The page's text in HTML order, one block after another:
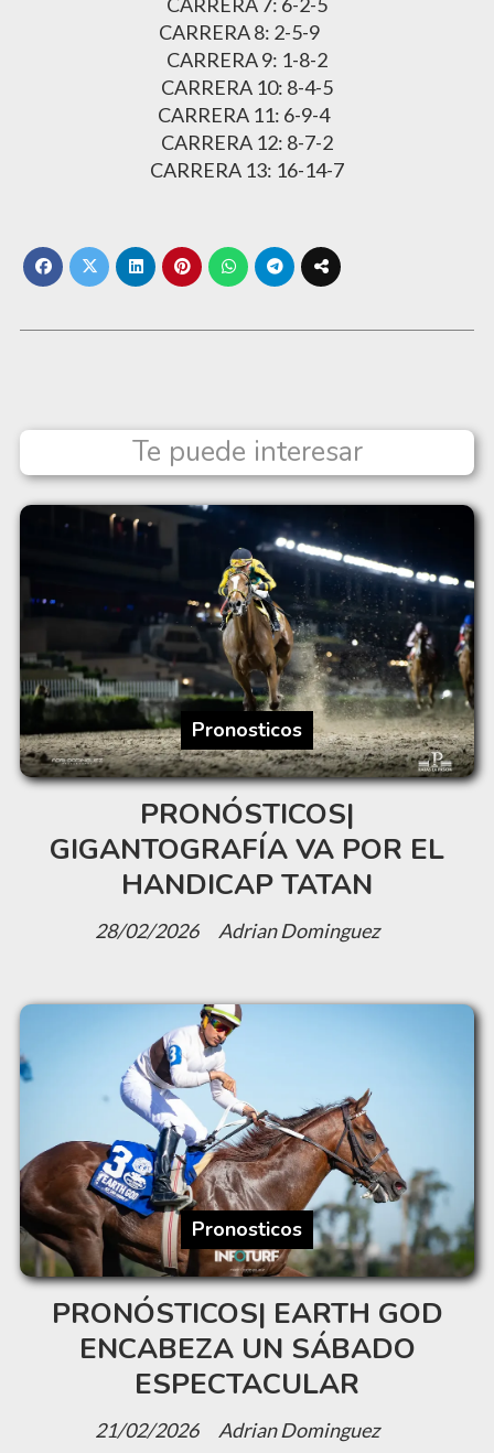
CARRERA 8: 2-5-9
CARRERA 9: 1-8-2
CARRERA 10: 8-4-5
CARRERA 11: 6-9-4
CARRERA 12: 8-7-2
CARRERA 13: 16-14-7
Te puede interesar
PRONÓSTICOS|
GIGANTOGRAFÍA VA POR EL
HANDICAP TATAN
Adrian Dominguez
Pronosticos
28/02/2026
PRONÓSTICOS| EARTH GOD
ENCABEZA UN SÁBADO
ESPECTACULAR
Adrian Dominguez
Pronosticos
21/02/2026